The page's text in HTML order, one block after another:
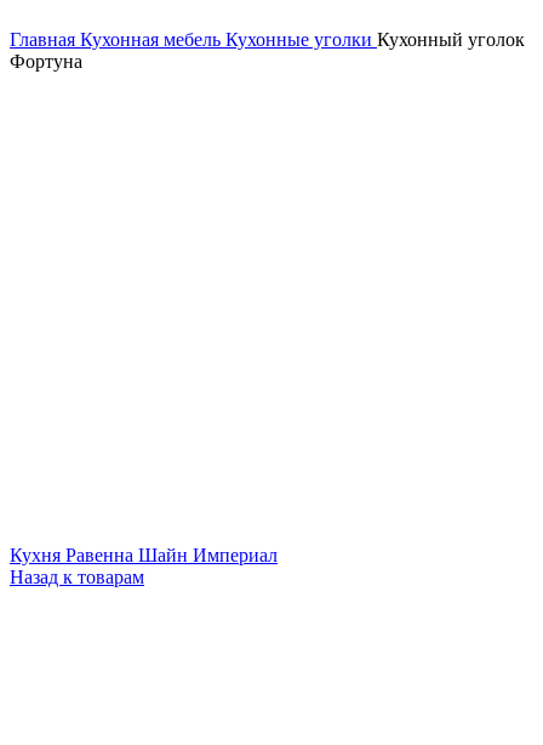
Главная Кухонная мебель Кухонные уголки Кухонный уголок
Фортуна
Кухня Равенна Шайн Империал
Назад к товарам